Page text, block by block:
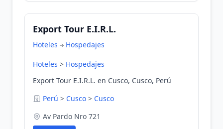
Export Tour E.I.R.L.
Hoteles Hospedajes
Hoteles > Hospedajes
Export Tour E.I.R.L. en Cusco, Cusco, Perú
Perú > Cusco > Cusco
Av Pardo Nro 721